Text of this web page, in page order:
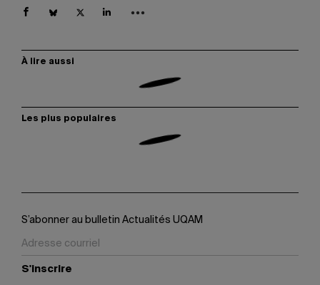
À lire aussi
Les plus populaires
S’abonner au bulletin Actualités UQAM
S'inscrire